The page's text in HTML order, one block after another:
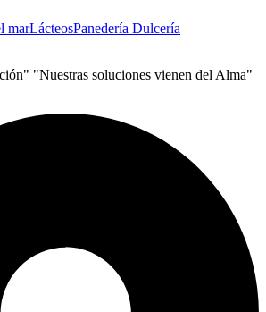
marLácteosPanedería Dulcería
"Nuestras soluciones vienen del Alma"